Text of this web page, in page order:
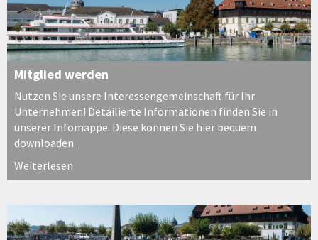
Mitglied werden
Nutzen Sie unsere Interessengemeinschaft für Ihr
Unternehmen! Detailierte Informationen finden Sie in
unserer Infomappe. Diese können Sie hier bequem
downloaden.
Weiterlesen